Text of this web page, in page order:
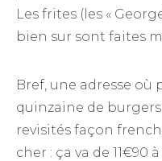
Les frites (les «
bien sur sont faites
Bref, une adresse
quinzaine de
revisités façon
cher : ça va de 11€90